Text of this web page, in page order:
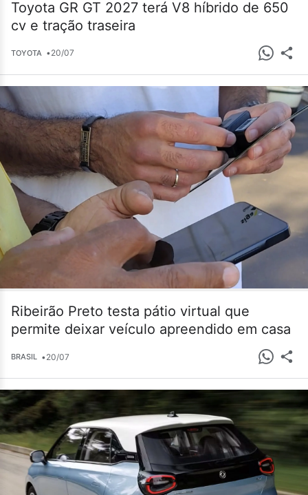
Toyota GR GT 2027 terá V8 híbrido de 650
cv e tração traseira
TOYOTA •20/07
Ribeirão Preto testa pátio virtual que
permite deixar veículo apreendido em casa
BRASIL •20/07